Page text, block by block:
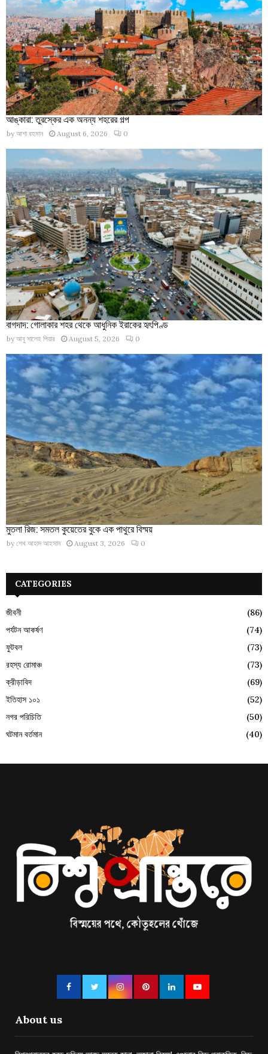
আঙ্কারা: তুরস্কের এক অনন্য শহরের গল্প
by আশা রহমান August 6, 2026 0
বাগদাদ: গোলাকার শহর থেকে আধুনিক ইরাকের হৃৎপিণ্ড
by আবু সালেহ পিয়ার August 5, 2026 0
মুতলা রিজ: সমতল কুয়েতের বুকে এক পাথুরে বিস্ময়
by শেখ আহাদ আহসান August 3, 2026 0
CATEGORIES
জীবনী
(86)
পর্যটন আকর্ষণ
(74)
ফুটবল
(73)
রহস্য রোমাঞ্চ
(73)
ক্রীড়াবিদ
(69)
ইতিহাস ১০১
(52)
নগর পরিচিতি
(50)
ঘটমান বর্তমান
(40)
About us